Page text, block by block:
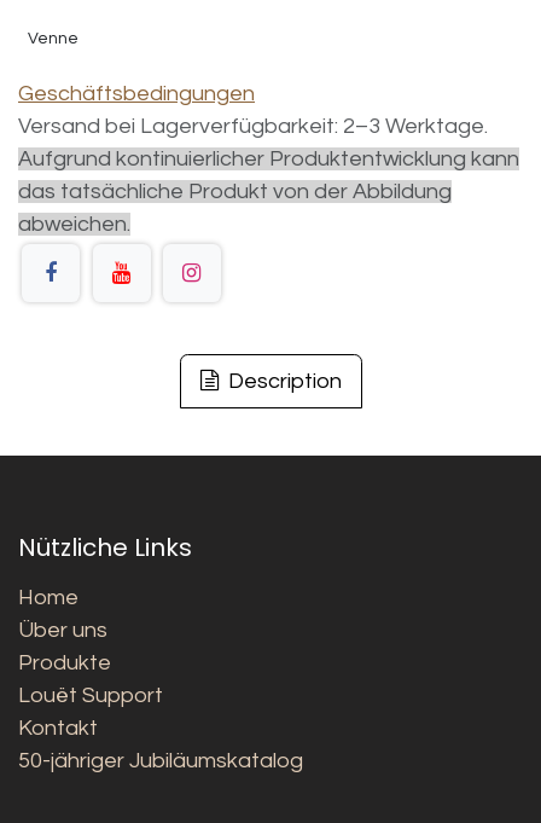
Venne
Geschäftsbedingungen
Versand bei Lagerverfügbarkeit: 2–3 Werktage.
Aufgrund kontinuierlicher Produktentwicklung kann
das tatsächliche Produkt von der Abbildung
abweichen.
Description
Nützliche Links
Home
Über uns
Produkte
Louët Support
Kontakt
50-jähriger Jubiläumskatalog